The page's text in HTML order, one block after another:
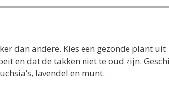
dan andere. Kies een gezonde plant uit
en dat de takken niet te oud zijn.
lavendel en munt.